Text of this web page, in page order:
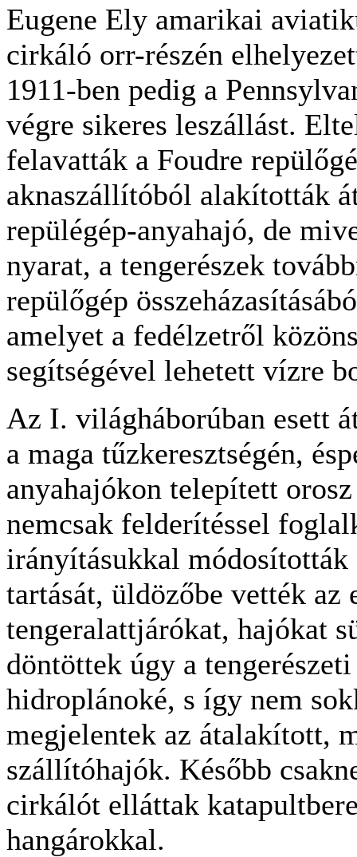
Eugene Ely amarikai
cirkáló orr-részén
1911-ben pedig a
végre sikeres leszállást.
felavatták a Foudre
aknaszállítóból alakították
repülégép-anyahajó, de
nyarat, a tengerészek
repülőgép
amelyet a fedélzetről
segítségével lehetett vízre
Az I. világháborúban esett
a maga tűzkeresztségén,
anyahajókon telepített
nemcsak felderítéssel
irányításukkal
tartását, üldözőbe vették az
tengeralattjárókat, hajókat
döntöttek úgy a
hidroplánoké, s így nem
megjelentek az átalakított,
szállítóhajók. Később
cirkálót elláttak
hangárokkal.